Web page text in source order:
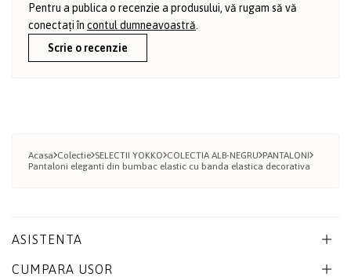
Pentru a publica o recenzie a produsului, vă rugam să vă
conectați în contul dumneavoastră
Scrie o recenzie
Acasa Colectie SELECTII YOKKO COLECTIA ALB-NEGRU PANTALONI
Pantaloni eleganti din bumbac elastic cu banda elastica decorativa
ASISTENTA
CUMPARA USOR